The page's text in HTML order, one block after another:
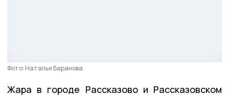
Фото: Наталья Баранова
Жара в городе Рассказово и Рассказовском